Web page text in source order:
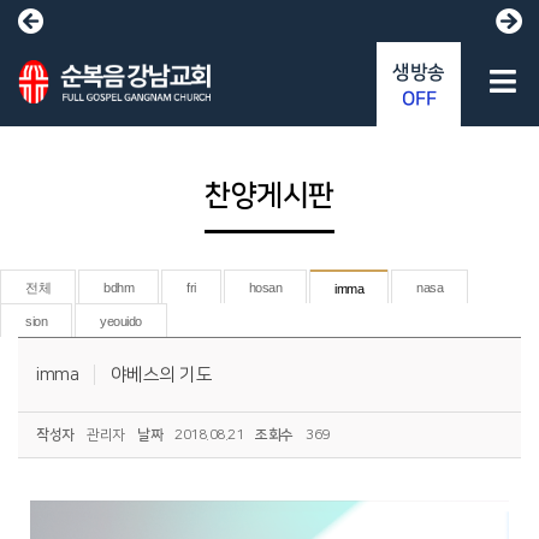
찬양게시판
전체 bdhm fri hosan imma nasa
sion yeouido
imma 야베스의 기도
작성자 관리자 날짜 2018.08.21 조회수 369
생방송
OFF